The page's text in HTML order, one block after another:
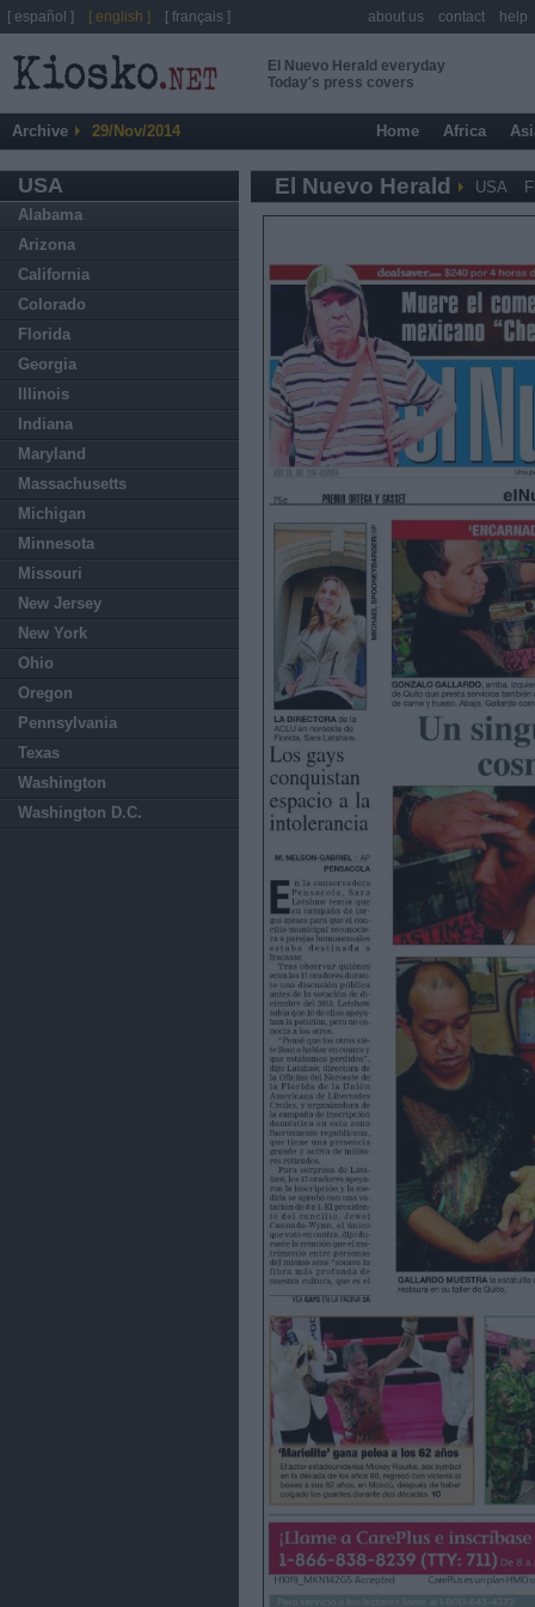
El Nuevo Herald everyday
Today's press covers
Archive 29/Nov/2014 Home Africa
USA
Alabama
Arizona
California
Colorado
Florida
Georgia
Illinois
Indiana
Maryland
Massachusetts
Michigan
Minnesota
Missouri
New Jersey
New York
Ohio
Oregon
Pennsylvania
Texas
Washington
Washington D.C.
El Nuevo Herald USA
[ español ] [ english ] [ français ] about us contact help